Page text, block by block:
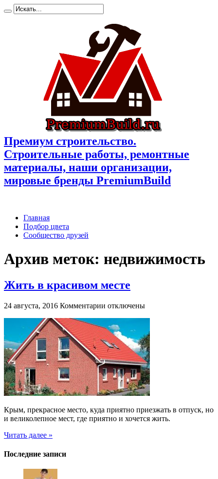
Премиум cтроительство.
Cтроительные работы, ремонтные
материалы, наши организации,
мировые бренды PremiumBuild
Главная
Подбор цвета
Сообщество друзей
Архив меток: недвижимость
Жить в красивом месте
24 августа, 2016 Комментарии к
Жить
в
красивом
месте
отключены
Крым, прекрасное место, куда приятно приезжать в отпуск, но
и великолепное мест, где приятно и хочется жить.
Читать далее »
Последние записи